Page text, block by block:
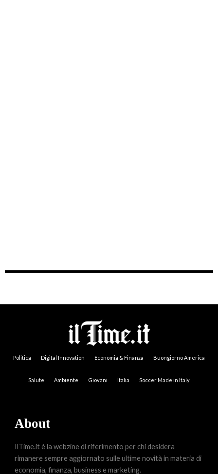
Politica Digital Innovation Economia & Finanza Buongiorno America
Salute Ambiente Giovani Italia Soccer Made in Italy
About
IlTime.it è la webzine di riferimento per chi desidera
rimanere sempre aggiornato sulle ultime novità in materia di
economia, finanza, business e marketing.